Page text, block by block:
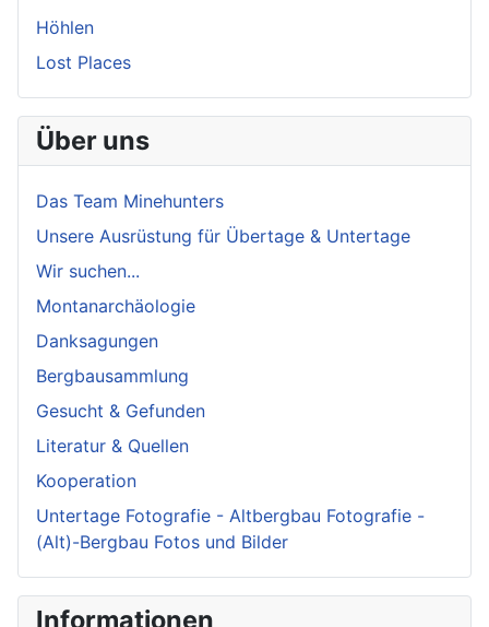
Höhlen
Lost Places
Über uns
Das Team Minehunters
Unsere Ausrüstung für Übertage & Untertage
Wir suchen...
Montanarchäologie
Danksagungen
Bergbausammlung
Gesucht & Gefunden
Literatur & Quellen
Kooperation
Untertage Fotografie - Altbergbau Fotografie -
(Alt)-Bergbau Fotos und Bilder
Informationen